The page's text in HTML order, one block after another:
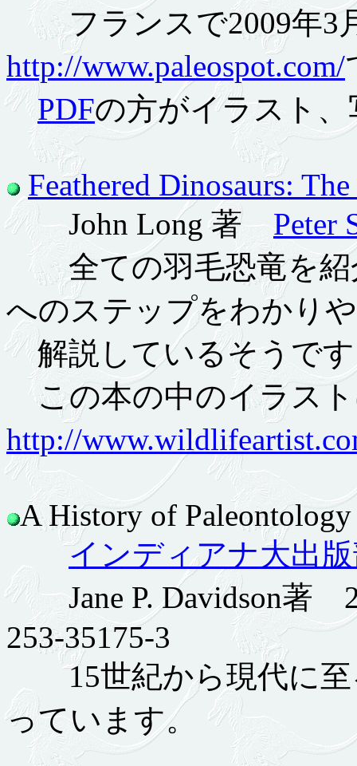
フランスで2009年3
http://www.paleospot.com/
PDFの方がイラスト
Feathered Dinosaurs:
John Long 著 Peter
全ての羽毛恐竜を紹
へのステップをわかり
解説しているそうで
この本の中のイラス
http://
A History of
インディアナ大出
Jane P. Davidson著
253-35175-3
15世紀から現代に至
っています。